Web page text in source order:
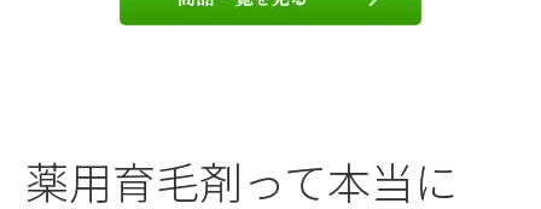
薬用育毛剤って本当に